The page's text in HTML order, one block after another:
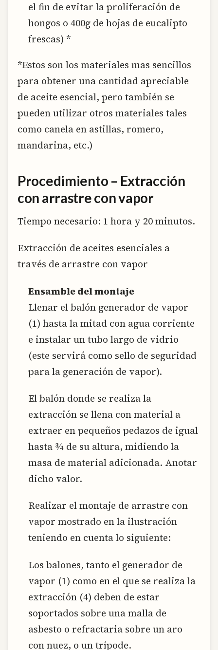
el fin de evitar la proliferación de
hongos o 400g de hojas de eucalipto
frescas) *
*Estos son los materiales mas sencillos
para obtener una cantidad apreciable
de aceite esencial, pero también se
pueden utilizar otros materiales tales
como canela en astillas, romero,
mandarina, etc.)
Procedimiento – Extracción
con arrastre con vapor
Tiempo necesario: 1 hora y 20 minutos.
Extracción de aceites esenciales a
través de arrastre con vapor
Ensamble del montaje
Llenar el balón generador de vapor
(1) hasta la mitad con agua corriente
e instalar un tubo largo de vidrio
(este servirá como sello de seguridad
para la generación de vapor).
El balón donde se realiza la
extracción se llena con material a
extraer en pequeños pedazos de igual
hasta ¾ de su altura, midiendo la
masa de material adicionada. Anotar
dicho valor.
Realizar el montaje de arrastre con
vapor mostrado en la ilustración
teniendo en cuenta lo siguiente:
Los balones, tanto el generador de
vapor (1) como en el que se realiza la
extracción (4) deben de estar
soportados sobre una malla de
asbesto o refractaria sobre un aro
con nuez, o un trípode.